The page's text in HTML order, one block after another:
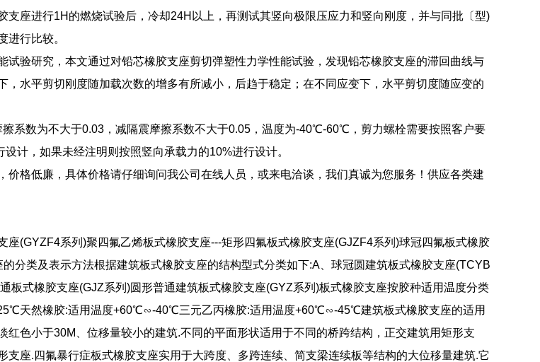
支座进行1H的燃烧试验后，冷却24H以上，再测试其竖向极限压应力和竖向刚度，并与同批〔型)
进行比较。
试验研究，本文通过对铅芯橡胶支座剪切弹塑性力学性能试验，发现铅芯橡胶支座的滞回曲线与
，水平剪切刚度随加载次数的增多有所减小，后趋于稳定；在不同应变下，水平剪切度随应变的
系数为不大于0.03，减隔震摩擦系数不大于0.05，温度为-40℃-60℃，剪力螺栓需要按照客户要
计，如果未经注明则按照竖向承载力的10%进行设计。
价格低廉，具体价格请仔细询问我公司在线人员，或来电洽谈，我们真诚为您服务！供应各类建
座(GYZF4系列)聚四氟乙烯板式橡胶支座---矩形四氟板式橡胶支座(GJZF4系列)球冠四氟板式橡胶
分类及表示方法根据建筑板式橡胶支座的结构型式分类如下:A、球冠圆建筑板式橡胶支座(TCYB
板式橡胶支座(GJZ系列)圆形普通建筑板式橡胶支座(GYZ系列)板式橡胶支座按胶种适用温度分类
天然橡胶:适用温度+60℃∽-40℃三元乙丙橡胶:适用温度+60℃∽-45℃建筑板式橡胶支座的适用
红色小于30M、位移量较小的建筑.不同的平面形状适用于不同的桥跨结构，正交建筑用矩形支
支座.四氟暴行症板式橡胶支座实用于大跨度、多跨连续、简支梁连续板等结构的大位移量建筑.它